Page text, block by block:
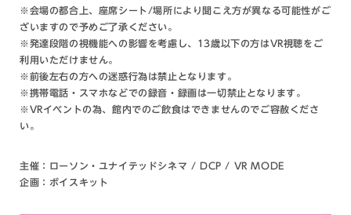
※会場の都合上、座席シート/場所により聞こえ方が異なる可能性がご
ざいますので予めご了承ください。
※発達段階の視機能への影響を考慮し、13歳以下の方はVR視聴をご
利用いただけません。
※前後左右の方への迷惑行為は禁止となります。
※携帯電話・スマホなどでの録音・録画は一切禁止となります。
※VRイベントの為、館内でのご飲食はできませんのでご容赦くださ
い。
主催：ローソン・ユナイテッドシネマ / DCP / VR MODE
企画：ボイスキット